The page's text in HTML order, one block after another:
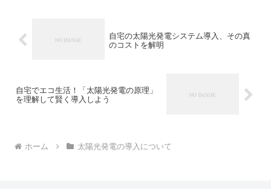
自宅の太陽光発電システム導入、その真
のコストを解明
自宅でエコ生活！「太陽光発電の原理」
を理解して賢く導入しよう
ホーム 太陽光発電の導入について